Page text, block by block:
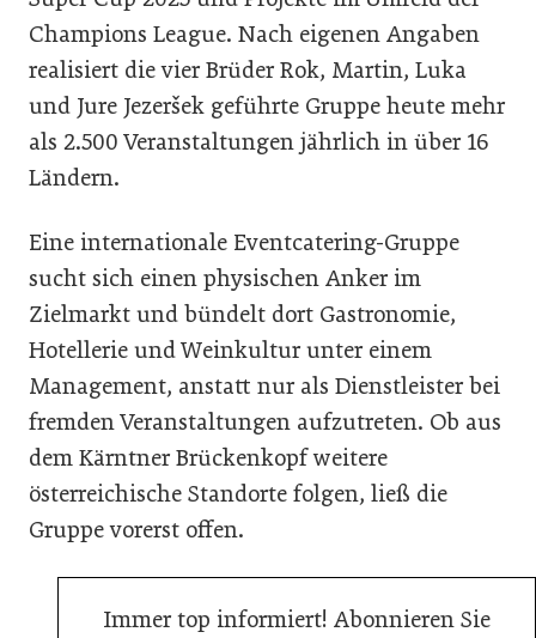
Champions League. Nach eigenen Angaben
realisiert die vier Brüder Rok, Martin, Luka
und Jure Jezeršek geführte Gruppe heute mehr
als 2.500 Veranstaltungen jährlich in über 16
Ländern.
Eine internationale Eventcatering-Gruppe
sucht sich einen physischen Anker im
Zielmarkt und bündelt dort Gastronomie,
Hotellerie und Weinkultur unter einem
Management, anstatt nur als Dienstleister bei
fremden Veranstaltungen aufzutreten. Ob aus
dem Kärntner Brückenkopf weitere
österreichische Standorte folgen, ließ die
Gruppe vorerst offen.
Immer top informiert! Abonnieren Sie